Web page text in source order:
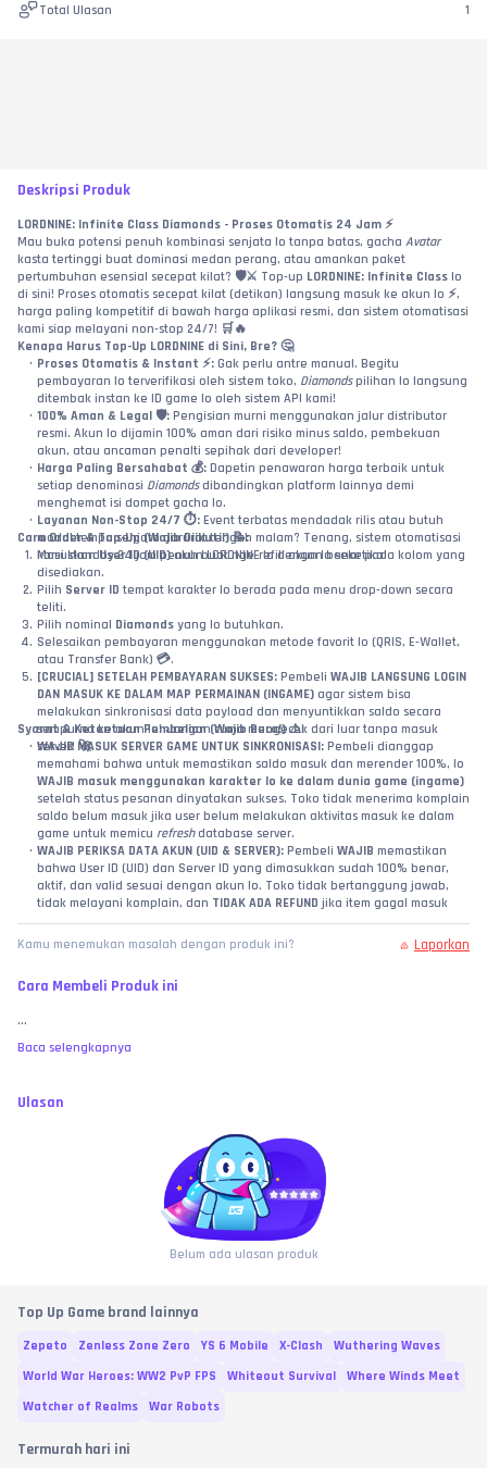
Total Ulasan 1
Deskripsi Produk
LORDNINE: Infinite Class Diamonds - Proses Otomatis 24 Jam ⚡
Mau buka potensi penuh kombinasi senjata lo tanpa batas, gacha Avatar
kasta tertinggi buat dominasi medan perang, atau amankan paket
pertumbuhan esensial secepat kilat? 🛡️⚔️ Top-up LORDNINE: Infinite Class lo
di sini! Proses otomatis secepat kilat (detikan) langsung masuk ke akun lo ⚡,
harga paling kompetitif di bawah harga aplikasi resmi, dan sistem otomatisasi
kami siap melayani non-stop 24/7! 🛒🔥
Kenapa Harus Top-Up LORDNINE di Sini, Bre? 🤔
Proses Otomatis & Instant ⚡: Gak perlu antre manual. Begitu
pembayaran lo terverifikasi oleh sistem toko, Diamonds pilihan lo langsung
ditembak instan ke ID game lo oleh sistem API kami!
100% Aman & Legal 🛡️: Pengisian murni menggunakan jalur distributor
resmi. Akun lo dijamin 100% aman dari risiko minus saldo, pembekuan
akun, atau ancaman penalti sepihak dari developer!
Harga Paling Bersahabat 💰: Dapetin penawaran harga terbaik untuk
setiap denominasi Diamonds dibandingkan platform lainnya demi
menghemat isi dompet gacha lo.
Layanan Non-Stop 24/7 ⏱️: Event terbatas mendadak rilis atau butuh
modal tempa senjata darurat tengah malam? Tenang, sistem otomatisasi
kami standby 24 jam penuh buat nge-refill akun lo seketika!
Cara Order & Top-Up (Wajib Diikuti!) 📝:
Masukkan User ID (UID) akun LORDNINE lo dengan benar pada kolom yang
disediakan.
Pilih Server ID tempat karakter lo berada pada menu drop-down secara
teliti.
Pilih nominal Diamonds yang lo butuhkan.
Selesaikan pembayaran menggunakan metode favorit lo (QRIS, E-Wallet,
atau Transfer Bank) 💳.
[CRUCIAL] SETELAH PEMBAYARAN SUKSES: Pembeli WAJIB LANGSUNG LOGIN
DAN MASUK KE DALAM MAP PERMAINAN (INGAME) agar sistem bisa
melakukan sinkronisasi data payload dan menyuntikkan saldo secara
sempurna ke akun lo! Jangan cuma mengecek dari luar tanpa masuk
server! 🚀
Syarat & Ketentuan Pembelian (Wajib Baca!) ⚠️:
WAJIB MASUK SERVER GAME UNTUK SINKRONISASI: Pembeli dianggap
WAJIB masuk menggunakan karakter lo ke dalam dunia game (ingame)
setelah status pesanan dinyatakan sukses. Toko tidak menerima komplain
saldo belum masuk jika user belum melakukan aktivitas masuk ke dalam
game untuk memicu refresh database server.
WAJIB PERIKSA DATA AKUN (UID & SERVER): Pembeli WAJIB memastikan
bahwa User ID (UID) dan Server ID yang dimasukkan sudah 100% benar,
aktif, dan valid sesuai dengan akun lo. Toko tidak bertanggung jawab,
tidak melayani komplain, dan TIDAK ADA REFUND jika item gagal masuk
atau salah kirim ke akun lain akibat kelalaian pembeli dalam menginput
data!
Jika sistem kami sudah mengeluarkan status
kewajiban toko kami dinyatakan selesai 100%. Saldo dipastikan sudah
item belum bertambah, pembeli wajib melampirkan video tanpa potong
bukti valid investigasi.
pembayaran di toko ini, pembeli dianggap telah membaca, memahami,
seluruh syarat, ketentuan, serta batas garansi yang
berlaku di atas. No refund atas kesalahan murni user, bre! 🧐
Kamu menemukan masalah dengan produk ini? Laporkan
Cara Membeli Produk ini
...
Baca selengkapnya
Ulasan
Belum ada ulasan produk
Top Up Game brand lainnya
Zepeto Zenless Zone Zero YS 6 Mobile X-Clash
Wuthering Waves
World War Heroes: WW2 PvP FPS
Whiteout Survival
Where Winds Meet
Watcher of Realms
War Robots
Termurah hari ini